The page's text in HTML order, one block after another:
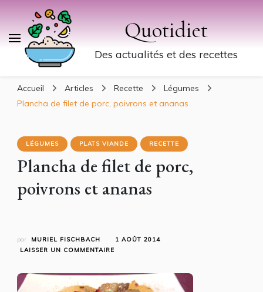
Quotidiet
Des actualités et des recettes
Accueil Articles Recette
Légumes
Plancha de filet de porc, poivrons et ananas
LÉGUMES PLATS VIANDE RECETTE
Plancha de filet de porc,
poivrons et ananas
par MURIEL FISCHBACH
1 AOÛT 2014
LAISSER UN COMMENTAIRE
FILET